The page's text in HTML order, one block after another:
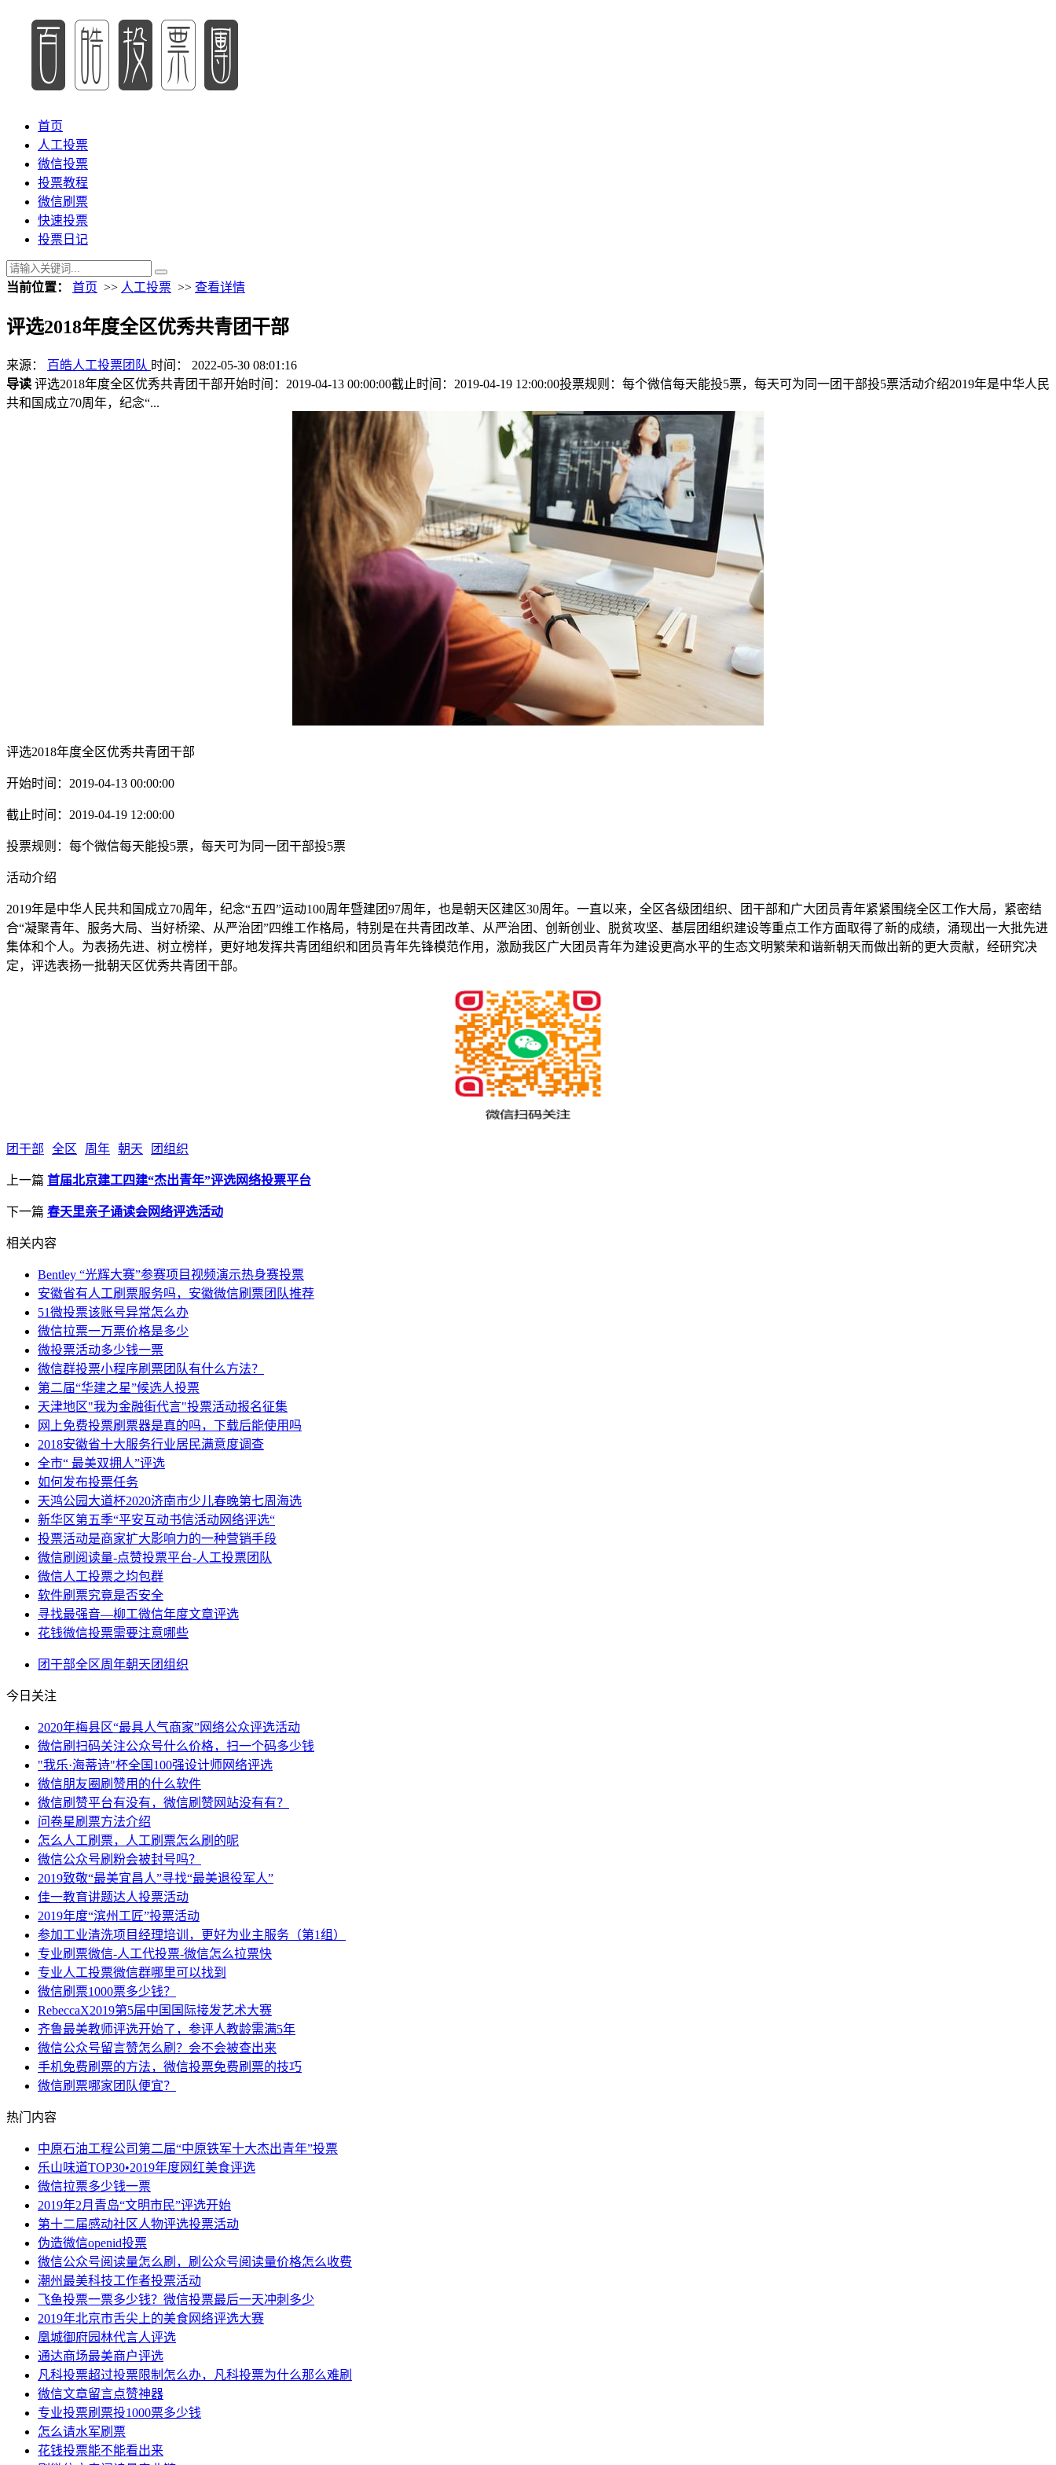
首页
人工投票
微信投票
投票教程
微信刷票
快速投票
投票日记
当前位置： 首页 >> 人工投票 >> 查看详情
评选2018年度全区优秀共青团干部
来源： 百皓人工投票团队 时间： 2022-05-30 08:01:16
导读 评选2018年度全区优秀共青团干部开始时间：2019-04-13 00:00:00截止时间：2019-04-19 12:00:00投票规则：每个微信每天能投5票，每天可为同一团干部投5票活动介绍2019年是中华人民
共和国成立70周年，纪念“...
评选2018年度全区优秀共青团干部
开始时间：2019-04-13 00:00:00
截止时间：2019-04-19 12:00:00
投票规则：每个微信每天能投5票，每天可为同一团干部投5票
活动介绍
2019年是中华人民共和国成立70周年，纪念“五四”运动100周年暨建团97周年，也是朝天区建区30周年。一直以来，全区各级团组织、团干部和广大团员青年紧紧围绕全区工作大局，紧密结
合“凝聚青年、服务大局、当好桥梁、从严治团”四维工作格局，特别是在共青团改革、从严治团、创新创业、脱贫攻坚、基层团组织建设等重点工作方面取得了新的成绩，涌现出一大批先进
集体和个人。为表扬先进、树立榜样，更好地发挥共青团组织和团员青年先锋模范作用，激励我区广大团员青年为建设更高水平的生态文明繁荣和谐新朝天而做出新的更大贡献，经研究决
定，评选表扬一批朝天区优秀共青团干部。
团干部 全区 周年 朝天 团组织
上一篇 首届北京建工四建“杰出青年”评选网络投票平台
下一篇 春天里亲子诵读会网络评选活动
相关内容
Bentley “光辉大赛”参赛项目视频演示热身赛投票
安徽省有人工刷票服务吗，安徽微信刷票团队推荐
51微投票该账号异常怎么办
微信拉票一万票价格是多少
微投票活动多少钱一票
微信群投票小程序刷票团队有什么方法？
第二届“华建之星”候选人投票
天津地区"我为金融街代言"投票活动报名征集
网上免费投票刷票器是真的吗，下载后能使用吗
2018安徽省十大服务行业居民满意度调查
全市“ 最美双拥人”评选
如何发布投票任务
天鸿公园大道杯2020济南市少儿春晚第七周海选
新华区第五季“平安互动书信活动网络评选“
投票活动是商家扩大影响力的一种营销手段
微信刷阅读量-点赞投票平台-人工投票团队
微信人工投票之均包群
软件刷票究竟是否安全
寻找最强音—柳工微信年度文章评选
花钱微信投票需要注意哪些
团干部全区周年朝天 团组织
今日关注
2020年梅县区“最具人气商家”网络公众评选活动
微信刷扫码关注公众号什么价格，扫一个码多少钱
"我乐·海蒂诗"杯全国100强设计师网络评选
微信朋友圈刷赞用的什么软件
微信刷赞平台有没有，微信刷赞网站没有有？
问卷星刷票方法介绍
怎么人工刷票，人工刷票怎么刷的呢
微信公众号刷粉会被封号吗？
2019致敬“最美宜昌人”寻找“最美退役军人”
佳一教育讲题达人投票活动
2019年度“滨州工匠”投票活动
参加工业清洗项目经理培训，更好为业主服务（第1组）
专业刷票微信-人工代投票-微信怎么拉票快
专业人工投票微信群哪里可以找到
微信刷票1000票多少钱？
RebeccaX2019第5届中国国际接发艺术大赛
齐鲁最美教师评选开始了，参评人教龄需满5年
微信公众号留言赞怎么刷？会不会被查出来
手机免费刷票的方法，微信投票免费刷票的技巧
微信刷票哪家团队便宜？
热门内容
中原石油工程公司第二届“中原铁军十大杰出青年”投票
乐山味道TOP30•2019年度网红美食评选
微信拉票多少钱一票
2019年2月青岛“文明市民”评选开始
第十二届感动社区人物评选投票活动
伪造微信openid投票
微信公众号阅读量怎么刷，刷公众号阅读量价格怎么收费
潮州最美科技工作者投票活动
飞鱼投票一票多少钱？微信投票最后一天冲刺多少
2019年北京市舌尖上的美食网络评选大赛
凰城御府园林代言人评选
通达商场最美商户评选
凡科投票超过投票限制怎么办，凡科投票为什么那么难刷
微信文章留言点赞神器
专业投票刷票投1000票多少钱
怎么请水军刷票
花钱投票能不能看出来